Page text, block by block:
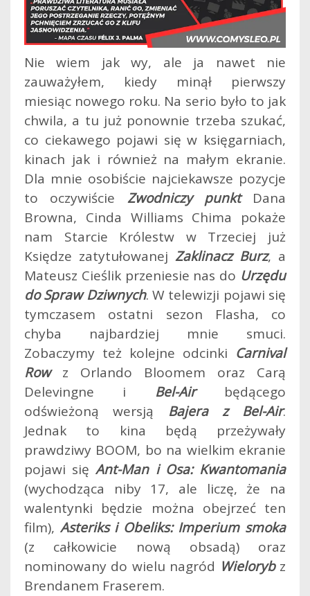
Nie wiem jak wy, ale ja nawet nie
zauważyłem, kiedy minął pierwszy
miesiąc nowego roku. Na serio było to jak
chwila, a tu już ponownie trzeba szukać,
co ciekawego pojawi się w księgarniach,
kinach jak i również na małym ekranie.
Dla mnie osobiście najciekawsze pozycje
to oczywiście Zwodniczy punktDana
Browna, Cinda Williams Chima pokaże
nam Starcie Królestw w Trzeciej już
Księdze zatytułowanej Zaklinacz Burz, a
Mateusz Cieślik przeniesie nas do Urzędu
do Spraw Dziwnych. W telewizji pojawi się
tymczasem ostatni sezon Flasha, co
chyba najbardziej mnie smuci.
Zobaczymy też kolejne odcinki Carnival
Rowz Orlando Bloomem oraz Carą
Delevingne i Bel-Airbędącego
odświeżoną wersją Bajera z Bel-Air.
Jednak to kina będą przeżywały
prawdziwy BOOM, bo na wielkim ekranie
pojawi sięAnt-Man i Osa: Kwantomania
(wychodząca niby 17, ale liczę, że na
walentynki będzie można obejrzeć ten
film), Asteriks i Obeliks: Imperium smoka
(z całkowicie nową obsadą) oraz
nominowany do wielu nagród Wielorybz
Brendanem Fraserem.